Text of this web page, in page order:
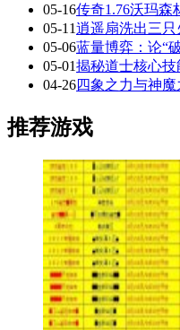
05-16传奇1.76沃玛森
05-11逍遥扇洗出三只
05-06蓝量博弈：论“
05-01揭秘道士核心技
04-26四象之力与神
推荐游戏